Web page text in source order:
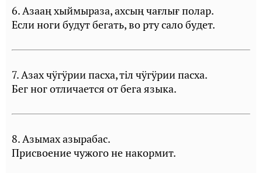
6. Азааң хыймыраза, ахсың чағлығ полар.
Если ноги будут бегать, во рту сало будет.
7. Азах чÿгÿрии пасха, тiл чÿгÿрии пасха.
Бег ног отличается от бега языка.
8. Азымах азырабас.
Присвоение чужого не накормит.